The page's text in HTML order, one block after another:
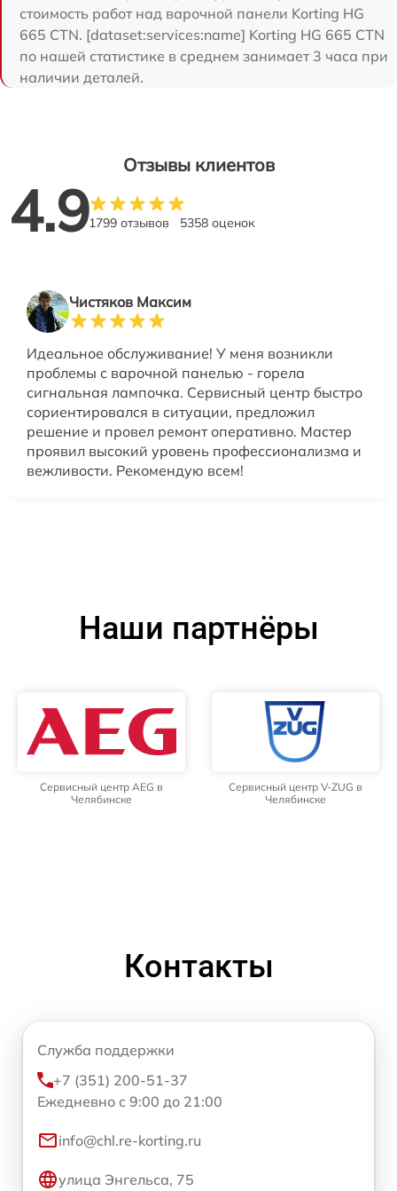
стоимость работ над варочной панели Korting HG
665 CTN. [dataset:services:name] Korting HG 665 CTN
по нашей статистике в среднем занимает 3 часа при
наличии деталей.
Отзывы клиентов
4.91799 отзывов 5358 оценок
Чистяков Максим
Идеальное обслуживание! У меня возникли
проблемы с варочной панелью - горела
сигнальная лампочка. Сервисный центр быстро
сориентировался в ситуации, предложил
решение и провел ремонт оперативно. Мастер
проявил высокий уровень профессионализма и
вежливости. Рекомендую всем!
Наши партнёры
Сервисный центр AEG в
Челябинске
Сервисный центр V-ZUG в
Челябинске
Контакты
Служба поддержки
+7 (351) 200-51-37
Ежедневно с 9:00 до 21:00
info@chl.re-korting.ru
улица Энгельса, 75